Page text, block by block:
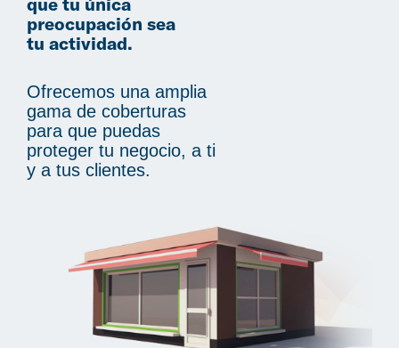
preocupación sea
tu actividad.
Ofrecemos una amplia
gama de coberturas
para que puedas
proteger tu negocio, a ti
y a tus clientes.